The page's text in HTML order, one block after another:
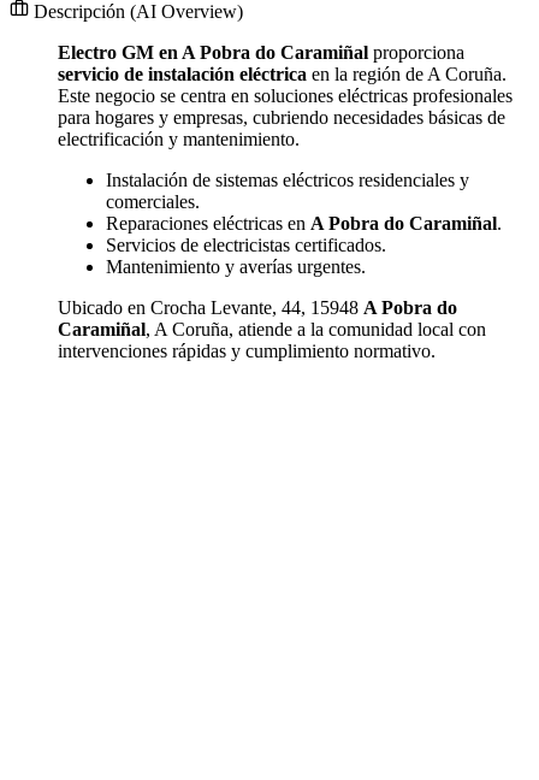
Descripción (AI Overview)
Electro GM en A Pobra do Caramiñal proporciona
servicio de instalación eléctrica en la región de A Coruña.
Este negocio se centra en soluciones eléctricas profesionales
para hogares y empresas, cubriendo necesidades básicas de
electrificación y mantenimiento.
Instalación de sistemas eléctricos residenciales y
comerciales.
Reparaciones eléctricas en A Pobra do Caramiñal.
Servicios de electricistas certificados.
Mantenimiento y averías urgentes.
Ubicado en Crocha Levante, 44, 15948 A Pobra do
Caramiñal, A Coruña, atiende a la comunidad local con
intervenciones rápidas y cumplimiento normativo.